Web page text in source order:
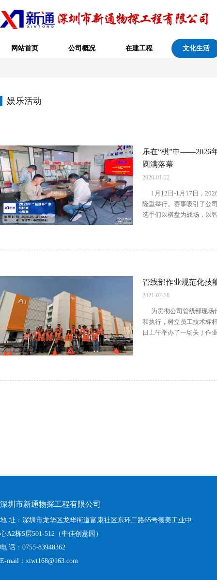
网站首页 公司概况 在建工程 文化生活
娱乐活动
乐在“棋”中——2026
圆满落幕
2026-01-22
1月12日-1月17日，
隆重举行。赛事吸引了公
选手们以棋盘为战场，以
管线部作业规范化技
2021-07-28
为贯彻公司管线部现场
和执行，树立员工技术标
日上午举办了一场关于作
深圳市新通物探工程有限公司
地 址：深圳市龙华区龙华街道富康社区东环二路65号德美工业中
心A2栋5层501-512（中佳创意园）
电 话：0755-83948362
E-mail：xtwt168@163.com